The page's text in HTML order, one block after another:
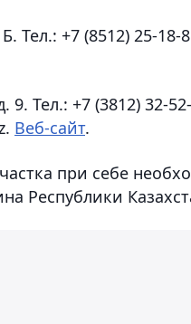
Тел.: +7 (8512) 25-18-
Тел.: +7 (3812) 32-
Веб-сайт.
при себе
Республики